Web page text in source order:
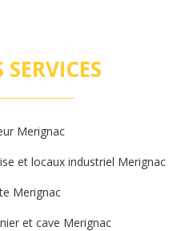
Merignac
et locaux industriel Merignac
Merignac
et cave Merignac